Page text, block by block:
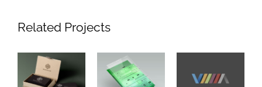
Related Projects